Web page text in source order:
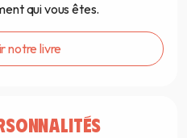
qui vous êtes.
notre livre